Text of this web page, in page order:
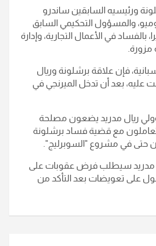
ورئيسيه السابقين ساندرو
والمسؤول التحكيمي السابق
بالفساد في الأعمال التجارية، وإدارة
مزورة.
فإن علاقة برشلونة وريال
عليه، بعد أن تدخل الميرنجي في
ريال مدريد يضعون مصلحة
مع قضية فساد برشلونة
حتى في مشروع "السوبرليج".
مدريد سيطلب فرض عقوبات على
على تعويضات بعد التأكد من